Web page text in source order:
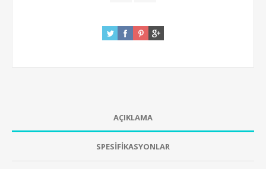
AÇIKLAMA
SPESİFİKASYONLAR